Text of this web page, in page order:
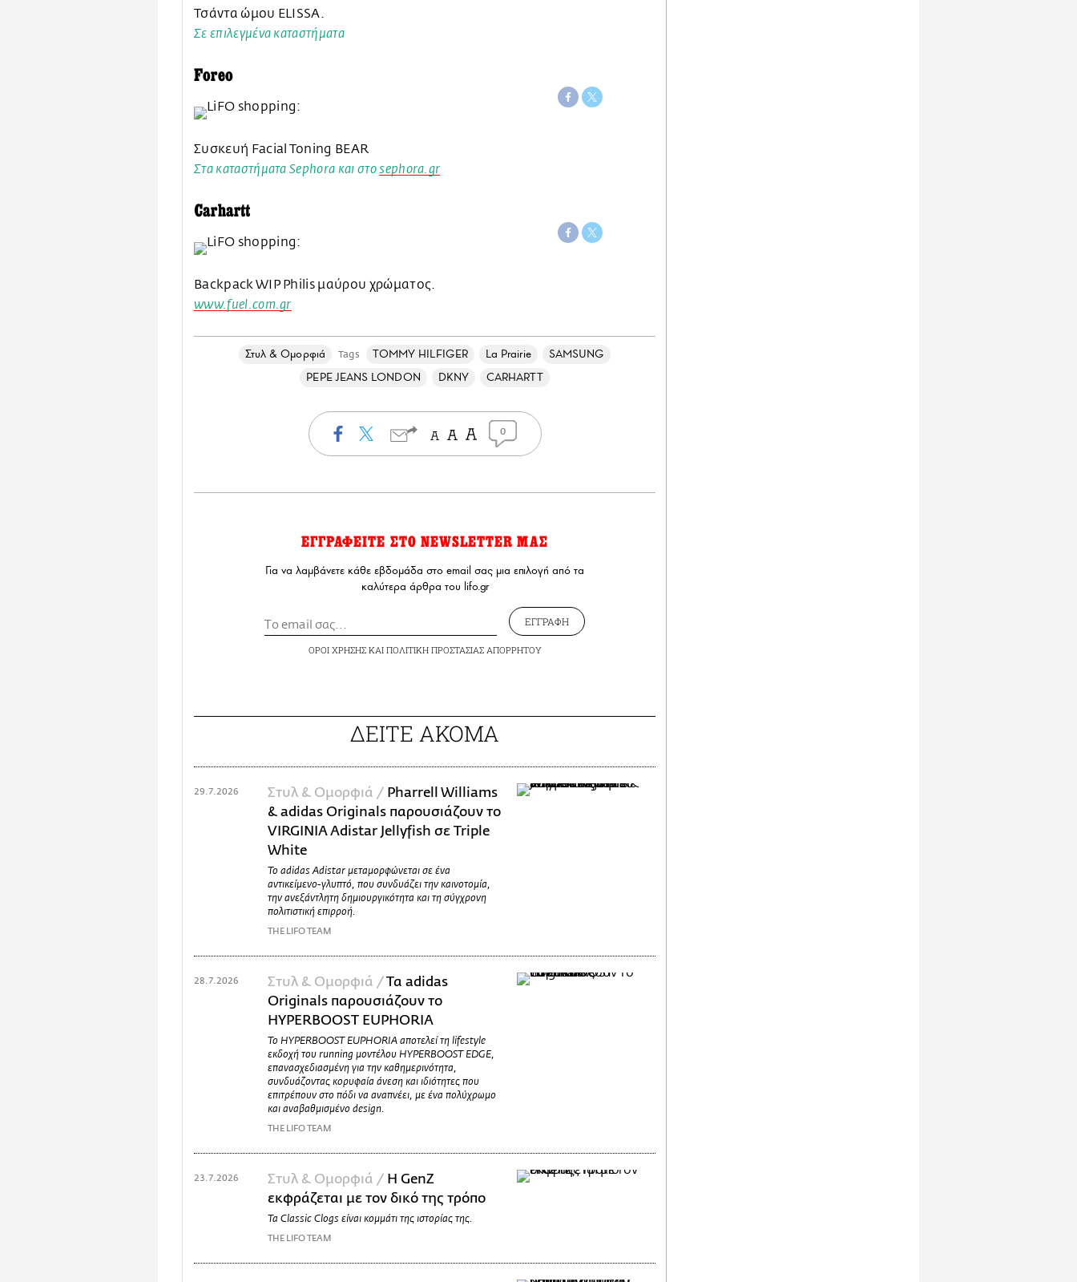
Τσάντα ώμου ELISSA.
Σε επιλεγμένα καταστήματα
Foreo
Συσκευή Facial Toning BEAR
Στα καταστήματα Sephora και στοsephora.gr
Carhartt
Backpack WIP Philis μαύρου χρώματος.
www.fuel.com.gr
Στυλ & Ομορφιά Tags TOMMY HILFIGER La Prairie
SAMSUNG
PEPE JEANS LONDON
DKNY CARHARTT
0
ΕΓΓΡΑΦΕΙΤΕ ΣΤΟ NEWSLETTER ΜΑΣ
Για να λαμβάνετε κάθε εβδομάδα στο email σας μια επιλογή από τα
καλύτερα άρθρα του lifo.gr
ΕΓΓΡΑΦΗ
ΟΡΟΙ ΧΡΗΣΗΣΚΑΙ ΠΟΛΙΤΙΚΗ ΠΡΟΣΤΑΣΙΑΣ ΑΠΟΡΡΗΤΟΥ
ΔΕΙΤΕ ΑΚΟΜΑ
Στυλ & Ομορφιά / Pharrell Williams
& adidas Originals παρουσιάζουν το
VIRGINIA Adistar Jellyfish σε Triple
White
Το adidas Adistar μεταμορφώνεται σε ένα
αντικείμενο-γλυπτό, που συνδυάζει την καινοτομία,
την ανεξάντλητη δημιουργικότητα και τη σύγχρονη
πολιτιστική επιρροή.
THE LIFO TEAM
29.7.2026
Στυλ & Ομορφιά /Τα adidas
Originals παρουσιάζουν το
HYPERBOOST EUPHORIA
Το HYPERBOOST EUPHORIA αποτελεί τη lifestyle
εκδοχή του running μοντέλου HYPERBOOST EDGE,
επανασχεδιασμένη για την καθημερινότητα,
συνδυάζοντας κορυφαία άνεση και ιδιότητες που
επιτρέπουν στο πόδι να αναπνέει, με ένα πολύχρωμο
και αναβαθμισμένο design.
THE LIFO TEAM
28.7.2026
Στυλ & Ομορφιά / H GenZ
εκφράζεται με τον δικό της τρόπο
Τα Classic Clogs είναι κομμάτι της ιστορίας της.
THE LIFO TEAM
23.7.2026